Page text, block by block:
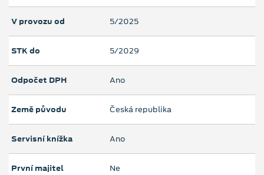
V provozu od 5/2025
STK do 5/2029
Odpočet DPH Ano
Země původu Česká republika
Servisní knížka Ano
První majitel Ne